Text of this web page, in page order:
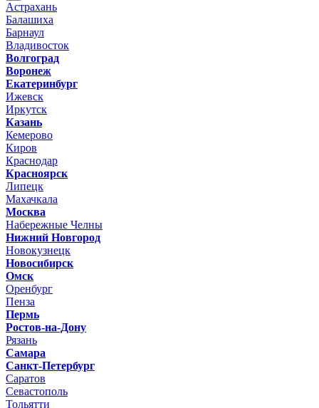
Астрахань
Балашиха
Барнаул
Владивосток
Волгоград
Воронеж
Екатеринбург
Ижевск
Иркутск
Казань
Кемерово
Киров
Краснодар
Красноярск
Липецк
Махачкала
Москва
Набережные Челны
Нижний Новгород
Новокузнецк
Новосибирск
Омск
Оренбург
Пенза
Пермь
Ростов-на-Дону
Рязань
Самара
Санкт-Петербург
Саратов
Севастополь
Тольятти